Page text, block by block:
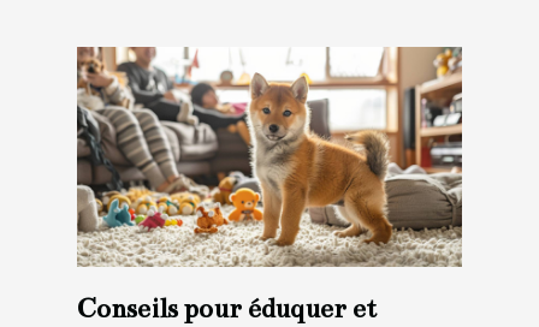
Conseils pour éduquer et